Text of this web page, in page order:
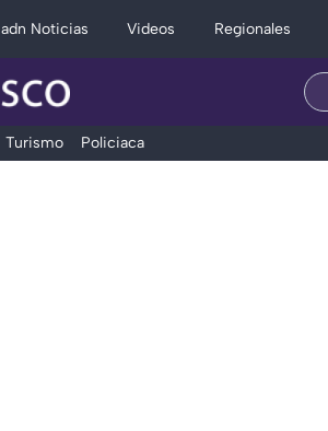
adn Noticias Videos Regionales
Turismo Policiaca